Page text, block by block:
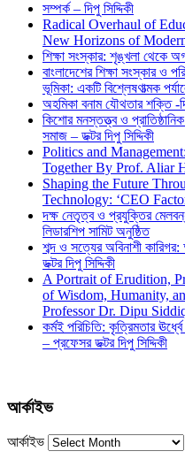
সম্পর্ক – দিপু সিদ্দিকী
Radical Overhaul of
New Horizons of
শিক্ষা সংস্কার: শৃঙ্খলা থেকে
বাংলাদেশের শিক্ষা সংস্কার ও
ভূমিকা: একটি বিশ্লেষণাত্মক
অহমিকা বনাম যৌথতার শক্তি -
কিশোর মনস্তত্ত্ব ও
সমাজ – ডক্টর দিপু সিদ্দিকী
Politics and
Together By Prof. Aliar
Shaping the Future
Technology: ‘CEO
দক্ষ নেতৃত্ব ও প্রযুক্তির
লিডারশিপ সামিট অনুষ্ঠিত
শব্দ ও সত্যের অবিনাশী
ডক্টর দিপু সিদ্দিকী
A Portrait of Erudition,
of Wisdom, Humanity,
Professor Dr. Dipu
কর্মই পরিচিতি: কৃত্রিমতার ঊর্ধ্বে
– প্রফেসর ডক্টর দিপু সিদ্দিকী
আর্কাইভ
আর্কাইভ